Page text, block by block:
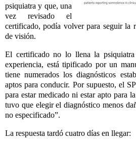
psiquiatra y que, una
vez revisado el
certificado, podía volver para seguir la
de visión.
El certificado no lo llena la
experiencia, está tipificado por un
tiene numerados los diagnósticos
aptos para conducir. Por supuesto, el
para estar medicado ni estar apto para
tuvo que elegir el diagnóstico menos
no especificado”.
La respuesta tardó cuatro días en llegar: